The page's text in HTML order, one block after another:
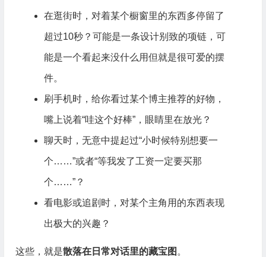
在逛街时，对着某个橱窗里的东西多停留了
超过10秒？可能是一条设计别致的项链，可
能是一个看起来没什么用但就是很可爱的摆
件。
刷手机时，给你看过某个博主推荐的好物，
嘴上说着“哇这个好棒”，眼睛里在放光？
聊天时，无意中提起过“小时候特别想要一
个……”或者“等我发了工资一定要买那
个……”？
看电影或追剧时，对某个主角用的东西表现
出极大的兴趣？
这些，就是散落在日常对话里的藏宝图 。